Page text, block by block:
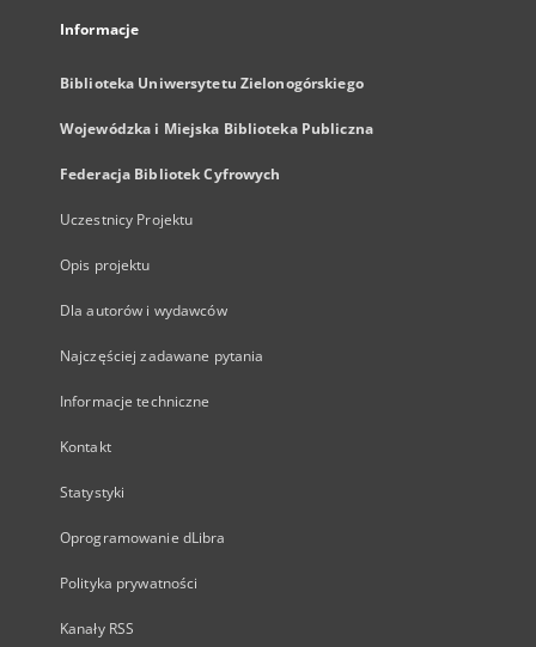
Informacje
Biblioteka Uniwersytetu Zielonogórskiego
Wojewódzka i Miejska Biblioteka Publiczna
Federacja Bibliotek Cyfrowych
Uczestnicy Projektu
Opis projektu
Dla autorów i wydawców
Najczęściej zadawane pytania
Informacje techniczne
Kontakt
Statystyki
Oprogramowanie dLibra
Polityka prywatności
Kanały RSS